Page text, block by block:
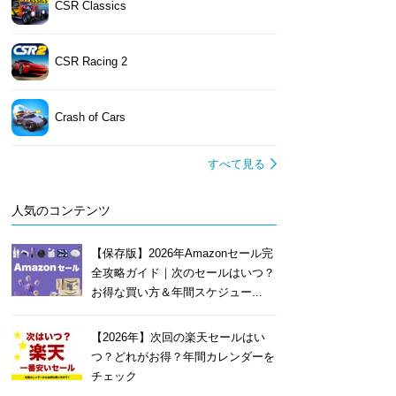
CSR Classics
CSR Racing 2
Crash of Cars
すべて見る
人気のコンテンツ
【保存版】2026年Amazonセール完
全攻略ガイド｜次のセールはいつ？
お得な買い方＆年間スケジュー...
【2026年】次回の楽天セールはい
つ？どれがお得？年間カレンダーを
チェック